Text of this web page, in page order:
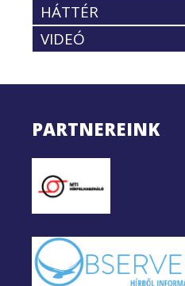
HÁTTÉR
VIDEÓ
PARTNEREINK